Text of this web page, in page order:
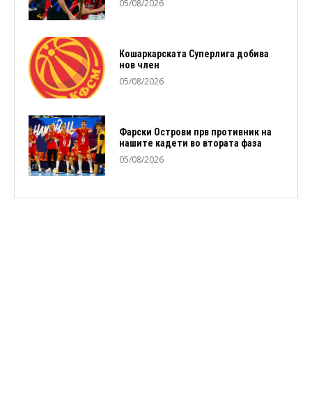
05/08/2026
Кошаркарската Суперлига добива
нов член
05/08/2026
Фарски Острови прв противник на
нашите кадети во втората фаза
05/08/2026